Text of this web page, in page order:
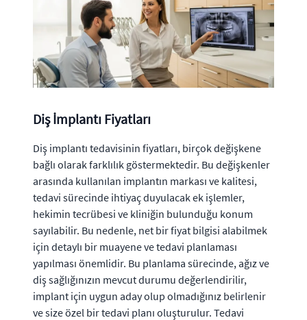
Diş İmplantı Fiyatları
Diş implantı tedavisinin fiyatları, birçok değişkene
bağlı olarak farklılık göstermektedir. Bu değişkenler
arasında kullanılan implantın markası ve kalitesi,
tedavi sürecinde ihtiyaç duyulacak ek işlemler,
hekimin tecrübesi ve kliniğin bulunduğu konum
sayılabilir. Bu nedenle, net bir fiyat bilgisi alabilmek
için detaylı bir muayene ve tedavi planlaması
yapılması önemlidir. Bu planlama sürecinde, ağız ve
diş sağlığınızın mevcut durumu değerlendirilir,
implant için uygun aday olup olmadığınız belirlenir
ve size özel bir tedavi planı oluşturulur. Tedavi